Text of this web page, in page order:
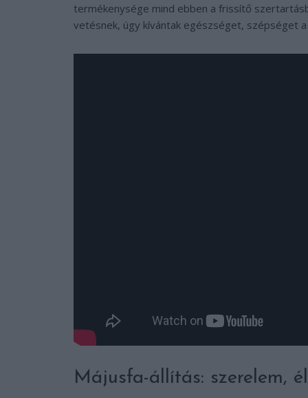
termékenysége mind ebben a frissítő
vetésnek, úgy kívántak egészséget, szépséget
Májusfa-állítás: szerelem,